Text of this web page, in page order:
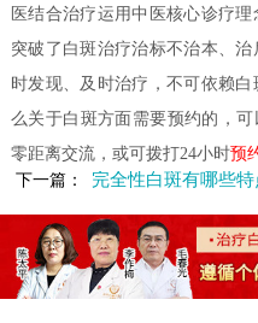
医结合治疗运用中医核心诊疗
突破了白斑治疗治标不治本、
时发现、及时治疗，不可依赖
么关于白斑方面需要预约的，可
零距离交流，或可拨打24小时预
下一篇：
完全性白斑有哪些特